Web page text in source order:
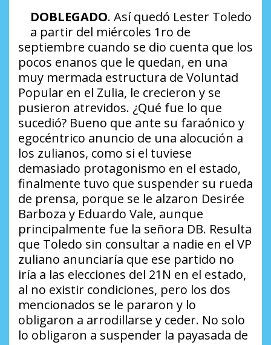
DOBLEGADO. Así quedó Lester Toledo
a partir del miércoles 1ro de
septiembre cuando se dio cuenta que los
pocos enanos que le quedan, en una
muy mermada estructura de Voluntad
Popular en el Zulia, le crecieron y se
pusieron atrevidos. ¿Qué fue lo que
sucedió? Bueno que ante su faraónico y
egocéntrico anuncio de una alocución a
los zulianos, como si el tuviese
demasiado protagonismo en el estado,
finalmente tuvo que suspender su rueda
de prensa, porque se le alzaron Desirée
Barboza y Eduardo Vale, aunque
principalmente fue la señora DB. Resulta
que Toledo sin consultar a nadie en el VP
zuliano anunciaría que ese partido no
iría a las elecciones del 21N en el estado,
al no existir condiciones, pero los dos
mencionados se le pararon y lo
obligaron a arrodillarse y ceder. No solo
lo obligaron a suspender la payasada de